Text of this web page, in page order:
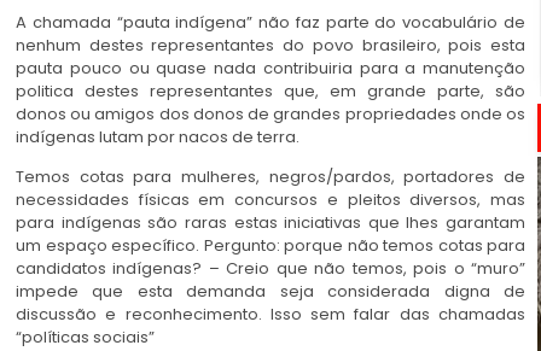
A chamada “pauta indígena” não faz parte do vocabulário de
nenhum destes representantes do povo brasileiro, pois esta
pauta pouco ou quase nada contribuiria para a manutenção
politica destes representantes que, em grande parte, são
donos ou amigos dos donos de grandes propriedades onde os
indígenas lutam por nacos de terra.
Temos cotas para mulheres, negros/pardos, portadores de
necessidades físicas em concursos e pleitos diversos, mas
para indígenas são raras estas iniciativas que lhes garantam
um espaço específico. Pergunto: porque não temos cotas para
candidatos indígenas? – Creio que não temos, pois o “muro”
impede que esta demanda seja considerada digna de
discussão e reconhecimento. Isso sem falar das chamadas
“políticas sociais”